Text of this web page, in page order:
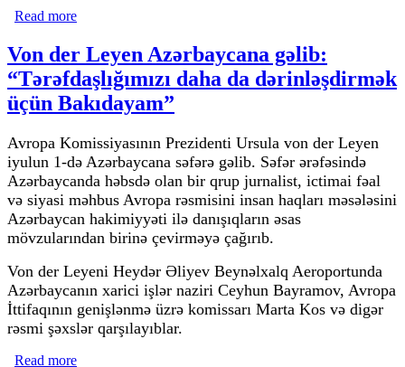
Read more
Von der Leyen Azərbaycana gəlib:
“Tərəfdaşlığımızı daha da dərinləşdirmək
üçün Bakıdayam”
Avropa Komissiyasının Prezidenti Ursula von der Leyen
iyulun 1-də Azərbaycana səfərə gəlib. Səfər ərəfəsində
Azərbaycanda həbsdə olan bir qrup jurnalist, ictimai fəal
və siyasi məhbus Avropa rəsmisini insan haqları məsələsini
Azərbaycan hakimiyyəti ilə danışıqların əsas
mövzularından birinə çevirməyə çağırıb.
Von der Leyeni Heydər Əliyev Beynəlxalq Aeroportunda
Azərbaycanın xarici işlər naziri Ceyhun Bayramov, Avropa
İttifaqının genişlənmə üzrə komissarı Marta Kos və digər
rəsmi şəxslər qarşılayıblar.
Read more